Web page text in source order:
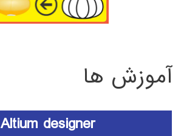
آموزش ها
Altium designer